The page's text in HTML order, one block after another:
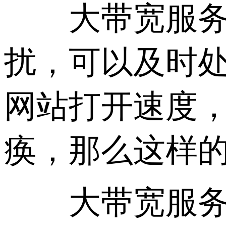
大带宽服务
扰，可以及时
网站打开速度
痪，那么这样
大带宽服务